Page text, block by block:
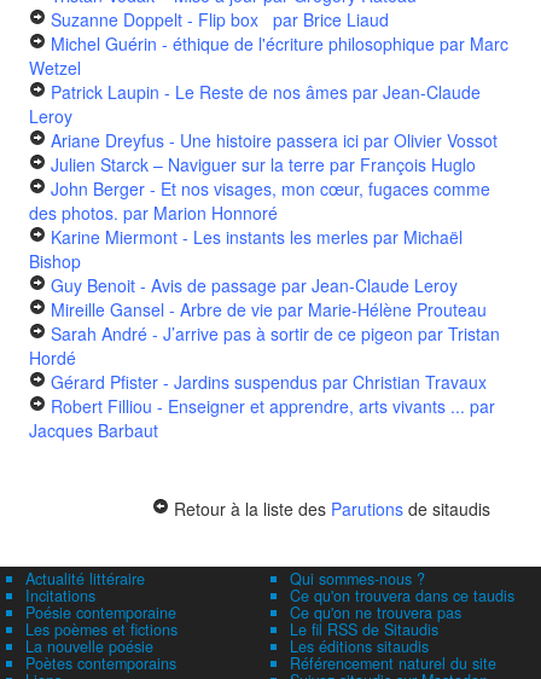
Suzanne Doppelt - Flip box par Brice Liaud
Michel Guérin - éthique de l'écriture philosophique par Marc
Wetzel
Patrick Laupin - Le Reste de nos âmes par Jean-Claude
Leroy
Ariane Dreyfus - Une histoire passera ici par Olivier Vossot
Julien Starck – Naviguer sur la terre par François Huglo
John Berger - Et nos visages, mon cœur, fugaces comme
des photos. par Marion Honnoré
Karine Miermont - Les instants les merles par Michaël
Bishop
Guy Benoit - Avis de passage par Jean-Claude Leroy
Mireille Gansel - Arbre de vie par Marie-Hélène Prouteau
Sarah André - J’arrive pas à sortir de ce pigeon par Tristan
Hordé
Gérard Pfister - Jardins suspendus par Christian Travaux
Robert Filliou - Enseigner et apprendre, arts vivants ... par
Jacques Barbaut
Retour à la liste des Parutions de sitaudis
Actualité littéraire
Incitations
Poésie contemporaine
Les poèmes et fictions
La nouvelle poésie
Poètes contemporains
Qui sommes-nous ?
Ce qu'on trouvera dans ce taudis
Ce qu'on ne trouvera pas
Le fil RSS de Sitaudis
Les éditions sitaudis
Référencement naturel du site